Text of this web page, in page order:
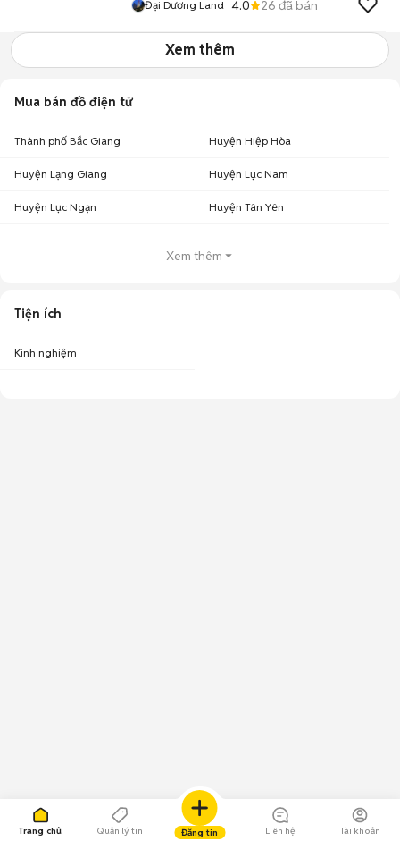
Trang chủ Quản lý tin Đăng tin Liên hệ Tài khoản
Đại Dương Land 4.0 26 đã bán
Xem thêm
Mua bán đồ điện tử
Thành phố Bắc Giang Huyện Hiệp Hòa
Huyện Lạng Giang Huyện Lục Nam
Huyện Lục Ngạn Huyện Tân Yên
Xem thêm
Tiện ích
Kinh nghiệm